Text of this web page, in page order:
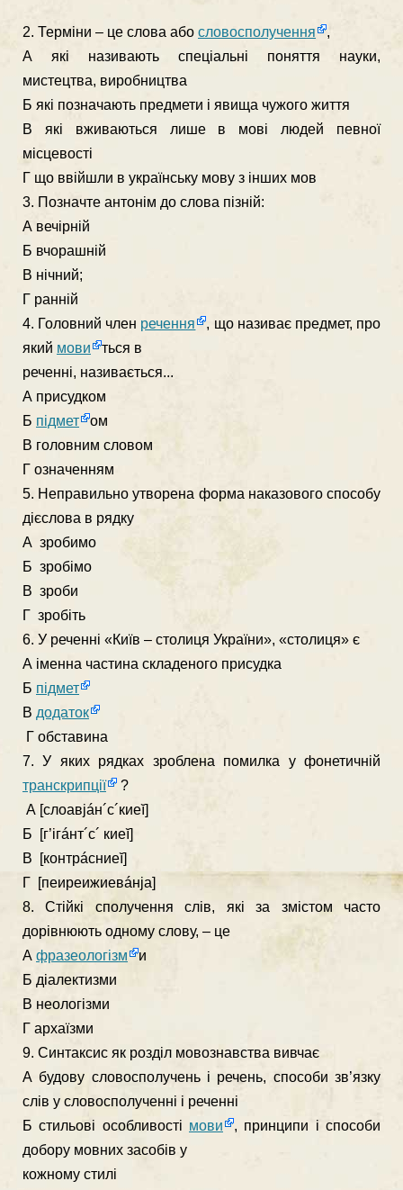
2. Терміни – це слова або словосполучення
,
А які називають спеціальні поняття науки,
мистецтва, виробництва
Б які позначають предмети і явища чужого життя
В які вживаються лише в мові людей певної
місцевості
Г що ввійшли в українську мову з інших мов
3. Позначте антонім до слова пізній:
А вечірній
Б вчорашній
В нічний;
Г ранній
4. Головний член речення
, що називає предмет, про
який мови
ться в
реченні, називається...
А присудком
Б підмет
ом
В головним словом
Г означенням
5. Неправильно утворена форма наказового способу
дієслова в рядку
А зробимо
Б зробімо
В зроби
Г зробіть
6. У реченні «Київ – столиця України», «столиця» є
А іменна частина складеного присудка
Б підмет
В додаток
Г обставина
7. У яких рядках зроблена помилка у фонетичній
транскрипції
?
А [слоавjáн´c´киеĭ]
Б [г’ігáнт´с´ киеĭ]
В [контрáсниеĭ]
Г [пеиреижиевáнjа]
8. Стійкі сполучення слів, які за змістом часто
дорівнюють одному слову, – це
А фразеологізм
и
Б діалектизми
В неологізми
Г архаїзми
9. Синтаксис як розділ мовознавства вивчає
А будову словосполучень і речень, способи зв’язку
слів у словосполученні і реченні
Б стильові особливості мови
, принципи і способи
добору мовних засобів у
кожному стилі